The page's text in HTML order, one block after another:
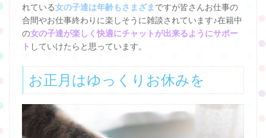
れている女の子達は年齢もさまざま ですが皆さんお仕事の
合間やお仕事終わりに楽しそうに雑談されています♪在籍中
の女の子達が楽しく快適にチャットが出来るようにサポー
ト していけたらと思っています。
お正月はゆっくりお休みを